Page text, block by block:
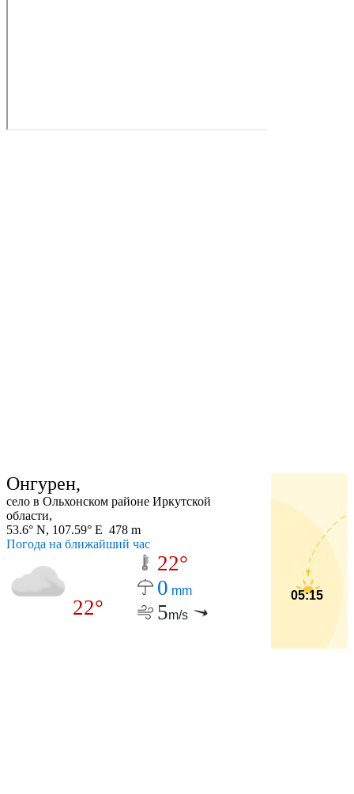
Онгурен,
село в Ольхонском районе Иркутской
области,
53.6° N, 107.59° E 478 m
Погода на ближайший час
22°
22°
0 mm
5m/s
05:15